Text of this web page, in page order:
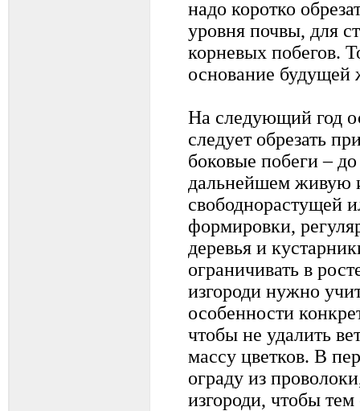
надо коротко
уровня почвы, для
корневых побегов.
основание будущей
На следующий год
следует обрезать
боковые побеги –
дальнейшем живую
свободнорастущей
формировки,
деревья и
ограничивать в
изгороди нужно
особенности
чтобы не удалить
массу цветков. В
ограду из
изгороди, чтобы